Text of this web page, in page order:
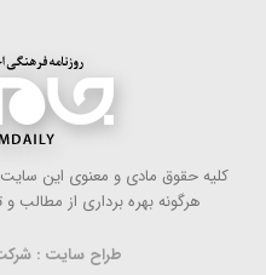
كلیه حقوق مادی و معنوی این
هرگونه بهره ‌برداری از مطالب
طراح سایت : شرکت